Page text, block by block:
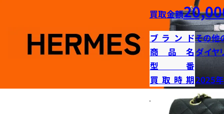
買取金額
ブランドその他
商品名 ダイヤ
型番
買取時期2025